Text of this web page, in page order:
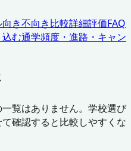
向き不向き比較詳細評価FAQ
む通学頻度・進路・キャン
覧はありません。学校選び
確認すると比較しやすくな